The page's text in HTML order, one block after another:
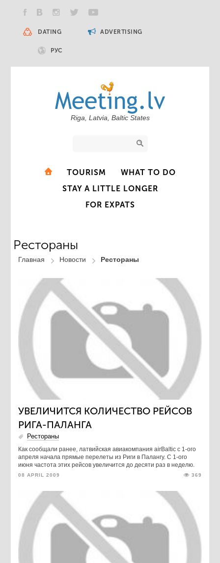
DATING ADVERTISING
РУС
Riga, Latvia, Baltic States
TOURISM
WHAT TO DO
STAY A LITTLE LONGER
FOR EXPATS
Рестораны
Главная Новости Рестораны
УВЕЛИЧИТСЯ КОЛИЧЕСТВО РЕЙСОВ
РИГА-ПАЛАНГА
Рестораны
Как сообщали ранее, латвийская авиакомпания airBaltic с 1-ого
апреля начала прямые перелеты из Риги в Палангу. С 1-ого
июня частота этих рейсов увеличится до десяти раз в неделю.
08 APRIL 2009 369